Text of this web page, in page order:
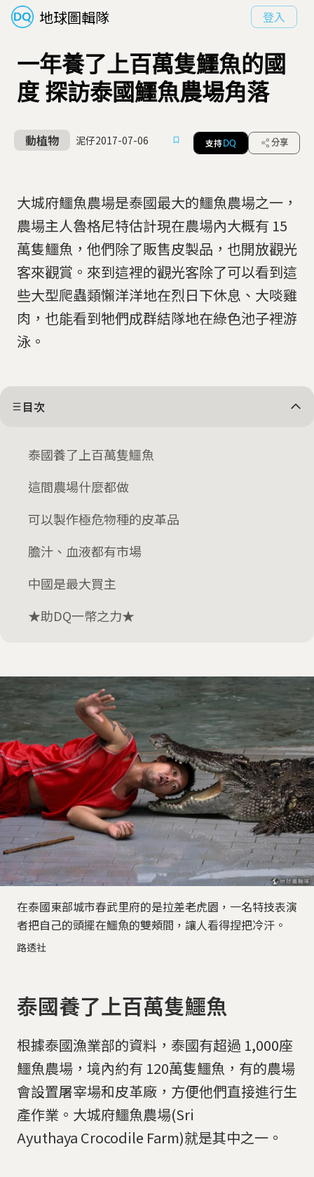
地球圖輯隊 登入
一年養了上百萬隻鱷魚的國
度 探訪泰國鱷魚農場角落
動植物 泥仔2017-07-06 支持 DQ 分享
大城府鱷魚農場是泰國最大的鱷魚農場之一，
農場主人魯格尼特估計現在農場內大概有 15
萬隻鱷魚，他們除了販售皮製品，也開放觀光
客來觀賞。來到這裡的觀光客除了可以看到這
些大型爬蟲類懶洋洋地在烈日下休息、大啖雞
肉，也能看到牠們成群結隊地在綠色池子裡游
泳。
目次
泰國養了上百萬隻鱷魚
這間農場什麼都做
可以製作極危物種的皮革品
膽汁、血液都有市場
中國是最大買主
★助DQ一幣之力★
在泰國東部城市春武里府的是拉差老虎園，一名特技表演
者把自己的頭擺在鱷魚的雙頰間，讓人看得捏把冷汗。
路透社
泰國養了上百萬隻鱷魚
根據泰國漁業部的資料，泰國有超過 1,000座
鱷魚農場，境內約有 120萬隻鱷魚，有的農場
會設置屠宰場和皮革廠，方便他們直接進行生
產作業。大城府鱷魚農場(Sri
Ayuthaya Crocodile Farm)就是其中之一。